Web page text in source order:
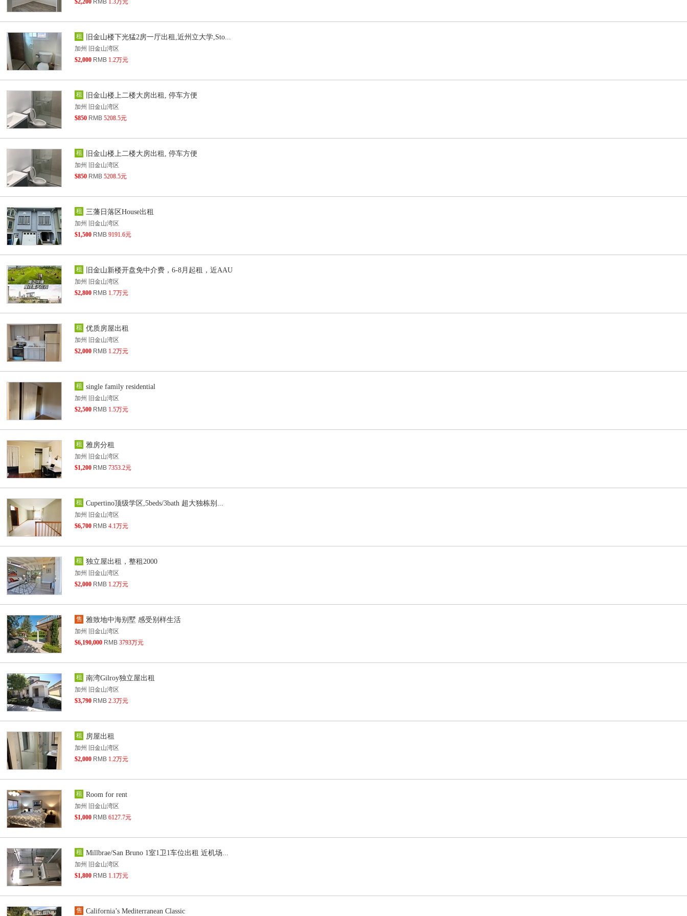
$2,200 RMB 1.3万元
租 旧金山楼下光猛2房一厅出租,近州立大学,Sto...
加州 旧金山湾区
$2,000 RMB 1.2万元
租 旧金山楼上二楼大房出租, 停车方便
加州 旧金山湾区
$850 RMB 5208.5元
租 旧金山楼上二楼大房出租, 停车方便
加州 旧金山湾区
$850 RMB 5208.5元
租 三藩日落区House出租
加州 旧金山湾区
$1,500 RMB 9191.6元
租 旧金山新楼开盘免中介费，6-8月起租，近AAU
加州 旧金山湾区
$2,800 RMB 1.7万元
租 优质房屋出租
加州 旧金山湾区
$2,000 RMB 1.2万元
租 single family residential
加州 旧金山湾区
$2,500 RMB 1.5万元
租 雅房分租
加州 旧金山湾区
$1,200 RMB 7353.2元
租 Cupertino顶级学区,5beds/3bath 超大独栋别...
加州 旧金山湾区
$6,700 RMB 4.1万元
租 独立屋出租，整租2000
加州 旧金山湾区
$2,000 RMB 1.2万元
售 雅致地中海别墅 感受别样生活
加州 旧金山湾区
$6,190,000 RMB 3793万元
租 南湾Gilroy独立屋出租
加州 旧金山湾区
$3,790 RMB 2.3万元
租 房屋出租
加州 旧金山湾区
$2,000 RMB 1.2万元
租 Room for rent
加州 旧金山湾区
$1,000 RMB 6127.7元
租 Millbrae/San Bruno 1室1卫1车位出租 近机场...
加州 旧金山湾区
$1,800 RMB 1.1万元
售 California’s Mediterranean Classic